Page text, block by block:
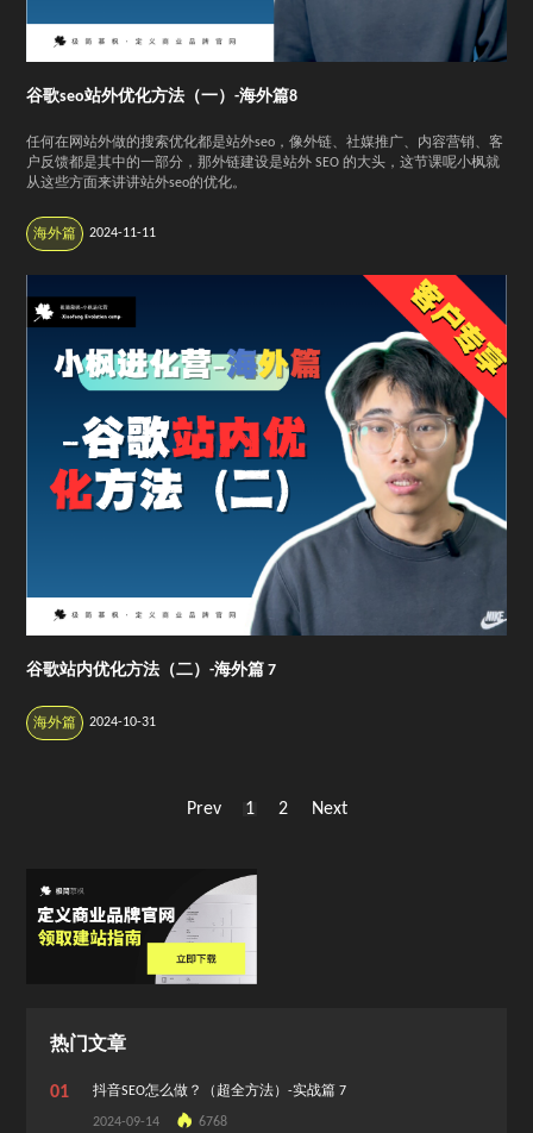
谷歌seo站外优化方法（一）-海外篇8
任何在网站外做的搜索优化都是站外seo，像外链、社媒推广、内容营销、客
户反馈都是其中的一部分，那外链建设是站外 SEO 的大头，这节课呢小枫就
从这些方面来讲讲站外seo的优化。
海外篇 2024-11-11
谷歌站内优化方法（二）-海外篇 7
海外篇 2024-10-31
Prev 1 2 Next
热门文章
01 抖音SEO怎么做？（超全方法）-实战篇 7
2024-09-14 6768